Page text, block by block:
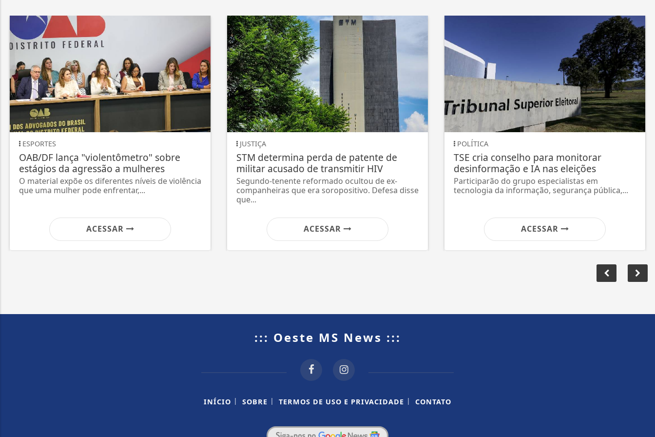
ESPORTES
OAB/DF lança "violentômetro" sobre
estágios da agressão a mulheres
O material expõe os diferentes níveis de violência
que uma mulher pode enfrentar,...
ACESSAR
JUSTIÇA
STM determina perda de patente de
militar acusado de transmitir HIV
Segundo-tenente reformado ocultou de ex-
companheiras que era soropositivo. Defesa disse
que...
ACESSAR
POLÍTICA
TSE cria conselho para monitorar
desinformação e IA nas eleições
Participarão do grupo especialistas em
tecnologia da informação, segurança pública,...
ACESSAR
::: Oeste MS News :::
INÍCIO | SOBRE | TERMOS DE USO E PRIVACIDADE | CONTATO